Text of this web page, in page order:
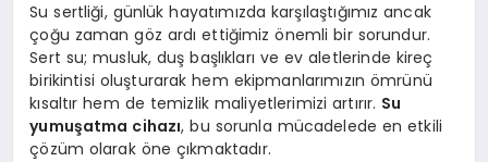
Su sertliği, günlük hayatımızda karşılaştığımız ancak
çoğu zaman göz ardı ettiğimiz önemli bir sorundur.
Sert su; musluk, duş başlıkları ve ev aletlerinde kireç
birikintisi oluşturarak hem ekipmanlarımızın ömrünü
kısaltır hem de temizlik maliyetlerimizi artırır. Su
yumuşatma cihazı, bu sorunla mücadelede en etkili
çözüm olarak öne çıkmaktadır.